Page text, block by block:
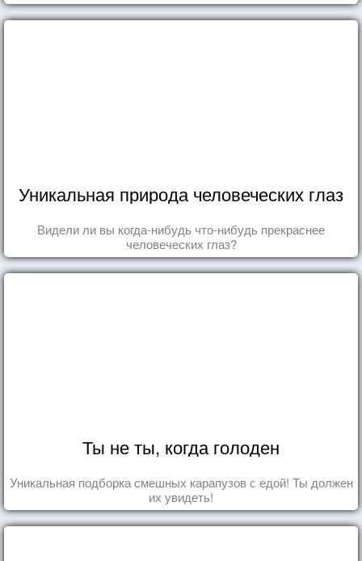
Уникальная природа человеческих глаз
Видели ли вы когда-нибудь что-нибудь прекраснее
человеческих глаз?
Ты не ты, когда голоден
Уникальная подборка смешных карапузов с едой! Ты должен
их увидеть!